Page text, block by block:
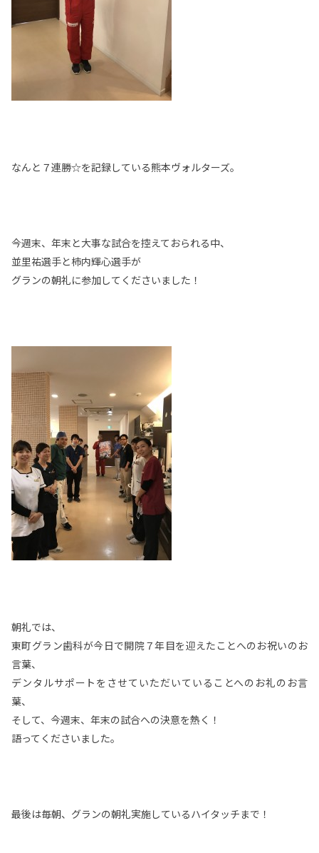
なんと７連勝☆を記録している熊本ヴォルターズ。
今週末、年末と大事な試合を控えておられる中、
並里祐選手と柿内輝心選手が
グランの朝礼に参加してくださいました！
朝礼では、
東町グラン歯科が今日で開院７年目を迎えたことへのお祝いのお
言葉、
デンタルサポートをさせていただいていることへのお礼のお言
葉、
そして、今週末、年末の試合への決意を熱く！
語ってくださいました。
最後は毎朝、グランの朝礼実施しているハイタッチまで！